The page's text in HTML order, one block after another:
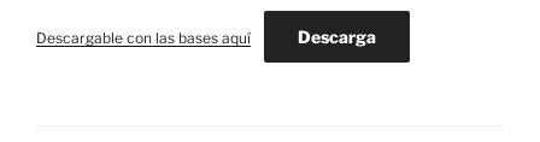
Descargable con las bases aquí Descarga